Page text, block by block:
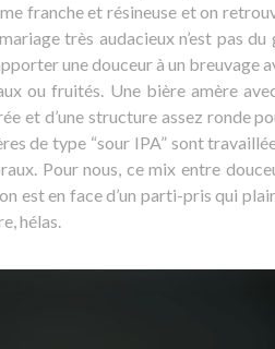
franche et résineuse et on
très audacieux n’est pas
une douceur à un breuvage
ou fruités. Une bière amère
et d’une structure assez ronde
de type “sour IPA” sont
Pour nous, ce mix entre
est en face d’un parti-pris qui
hélas.